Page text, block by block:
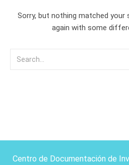
Sorry, but nothing matched your
again with some
Centro de Documentación de